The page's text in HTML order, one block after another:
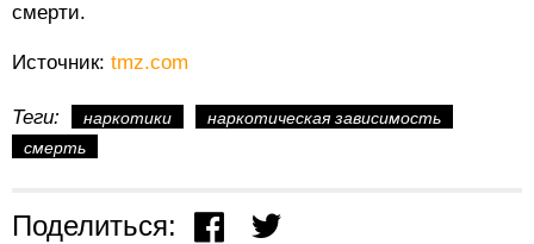
смерти.
Источник: tmz.com
Теги: наркотики
наркотическая зависимость
смерть
Поделиться: